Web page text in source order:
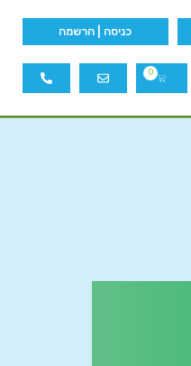
כניסה | הרשמה
0